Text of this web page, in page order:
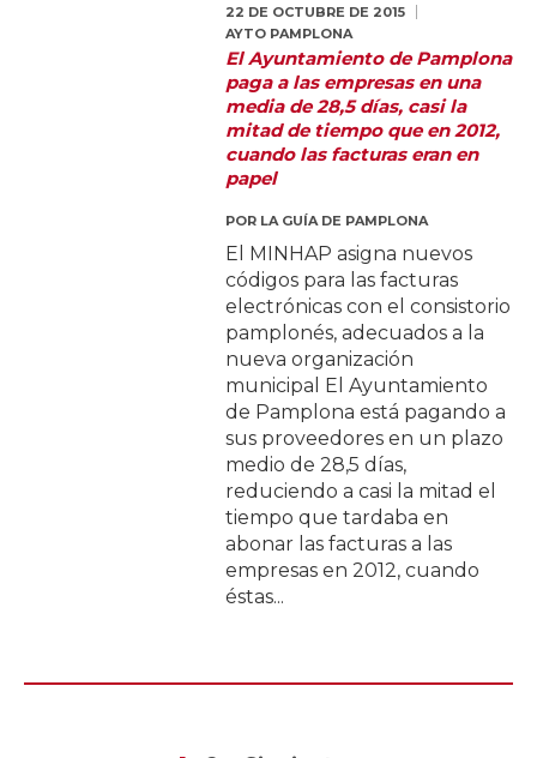
22 DE OCTUBRE DE 2015
AYTO PAMPLONA
El Ayuntamiento de Pamplona
paga a las empresas en una
media de 28,5 días, casi la
mitad de tiempo que en 2012,
cuando las facturas eran en
papel
POR LA GUÍA DE PAMPLONA
El MINHAP asigna nuevos
códigos para las facturas
electrónicas con el consistorio
pamplonés, adecuados a la
nueva organización
municipal El Ayuntamiento
de Pamplona está pagando a
sus proveedores en un plazo
medio de 28,5 días,
reduciendo a casi la mitad el
tiempo que tardaba en
abonar las facturas a las
empresas en 2012, cuando
éstas...